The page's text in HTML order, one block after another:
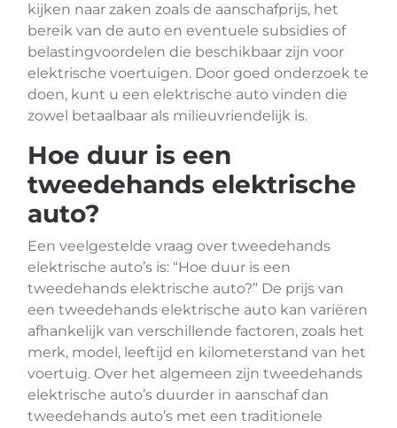
kijken naar zaken zoals de aanschafprijs, het
bereik van de auto en eventuele subsidies of
belastingvoordelen die beschikbaar zijn voor
elektrische voertuigen. Door goed onderzoek te
doen, kunt u een elektrische auto vinden die
zowel betaalbaar als milieuvriendelijk is.
Hoe duur is een
tweedehands elektrische
auto?
Een veelgestelde vraag over tweedehands
elektrische auto’s is: “Hoe duur is een
tweedehands elektrische auto?” De prijs van
een tweedehands elektrische auto kan variëren
afhankelijk van verschillende factoren, zoals het
merk, model, leeftijd en kilometerstand van het
voertuig. Over het algemeen zijn tweedehands
elektrische auto’s duurder in aanschaf dan
tweedehands auto’s met een traditionele